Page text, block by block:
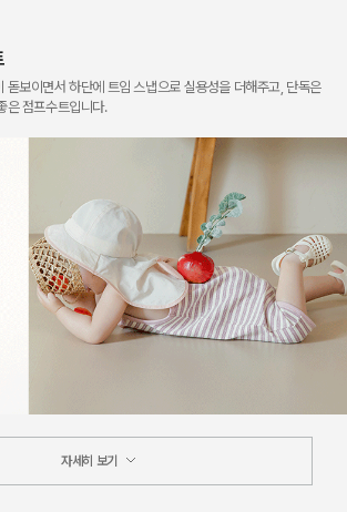
돋보이면서 하단에 트임 스냅으로 실용성을 더해주고, 단독은
은 점프수트입니다.
자세히 보기